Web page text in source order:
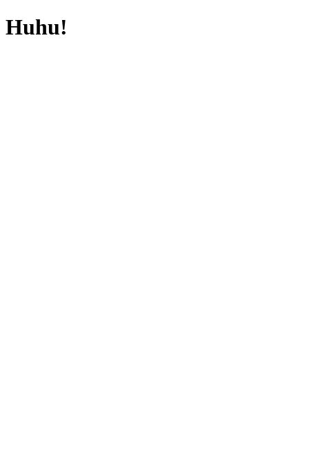
Huhu!